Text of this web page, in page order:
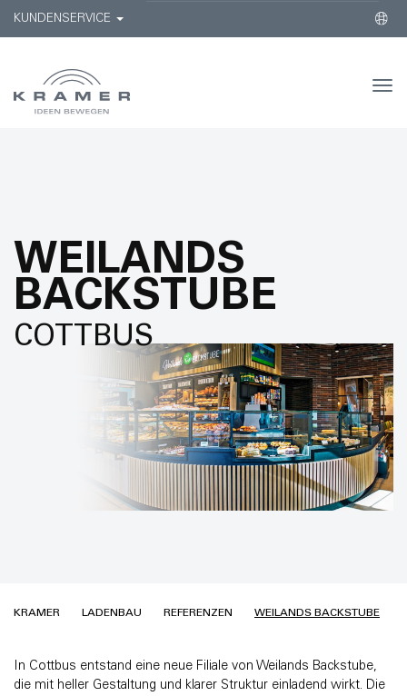
KUNDENSERVICE
WEILANDS
BACKSTUBE
COTTBUS
KRAMER LADENBAU REFERENZEN WEILANDS BACKSTUBE
In Cottbus entstand eine neue Filiale von Weilands Backstube,
die mit heller Gestaltung und klarer Struktur einladend wirkt. Die